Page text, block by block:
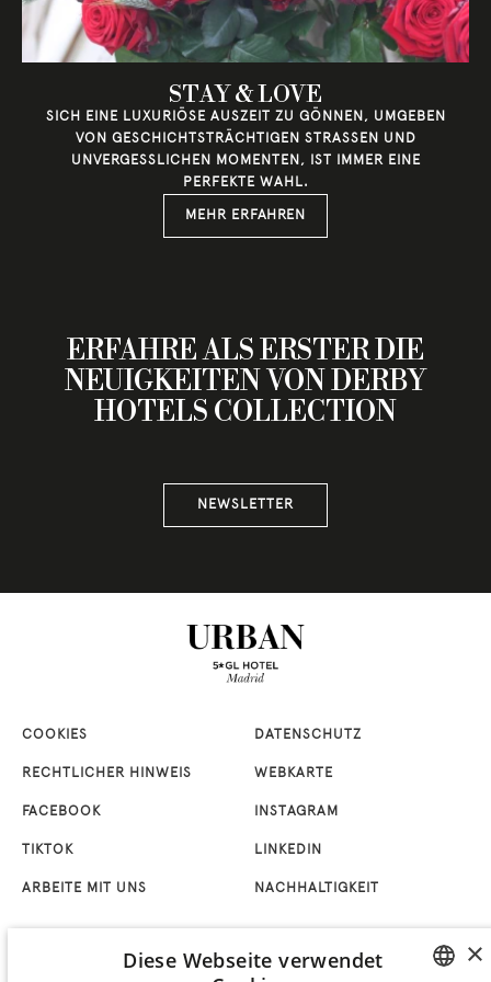
STAY & LOVE
SICH EINE LUXURIÖSE AUSZEIT ZU GÖNNEN, UMGEBEN
VON GESCHICHTSTRÄCHTIGEN STRASSEN UND U
NVERGESSLICHEN MOMENTEN, IST IMMER EINE P
ERFEKTE WAHL.
MEHR ERFAHREN
ERFAHRE ALS ERSTER DIE
NEUIGKEITEN VON DERBY
HOTELS COLLECTION
NEWSLETTER
COOKIES DATENSCHUTZ
RECHTLICHER HINWEIS WEBKARTE
FACEBOOK INSTAGRAM
TIKTOK LINKEDIN
ARBEITE MIT UNS NACHHALTIGKEIT
×
Diese Webseite verwendet